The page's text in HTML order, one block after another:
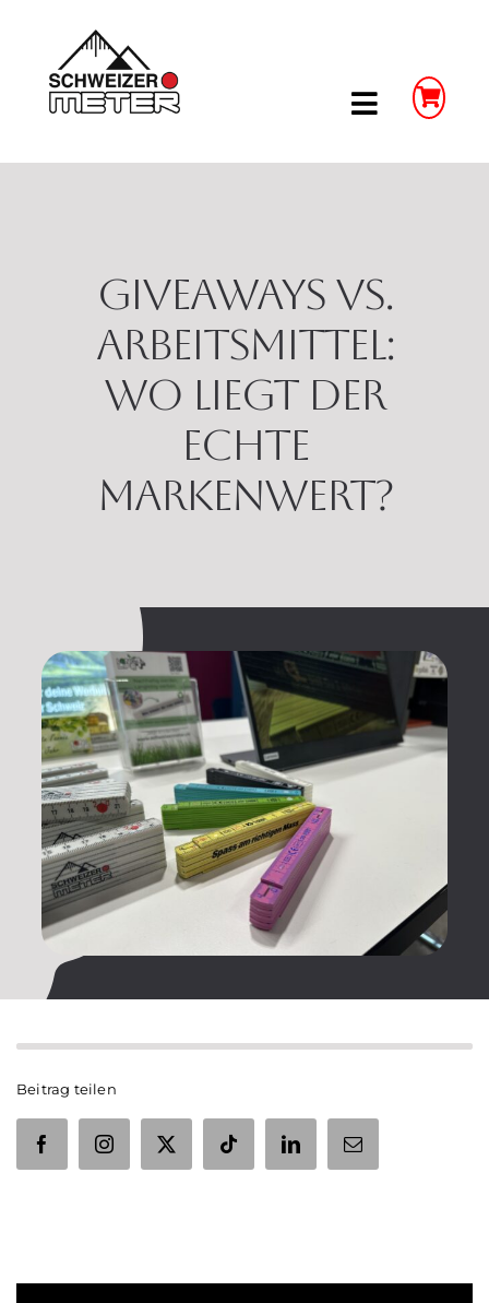
content
Toggle
Shop
Schieblehren
Unser Unternehmen
Giveaways vs.
Arbeitsmittel:
Wo liegt der
echte
Markenwert?
Beitrag teilen